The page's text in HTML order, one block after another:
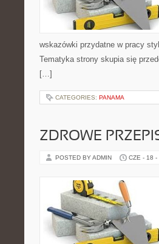
wskazówki przydatne w pracy
Tematyka strony skupia się
[…]
CATEGORIES: PANAMA
ZDROWE
POSTED BY ADMIN CZE - 18 -